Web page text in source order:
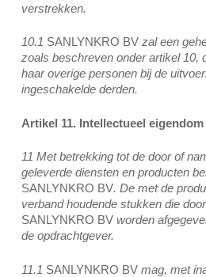
verstrekken.
10.1 SANLYNKRO BVzal een
zoals beschreven onder artikel 10,
haar overige personen bij de
ingeschakelde derden.
Artikel 11. Intellectueel eigendom
11 Met betrekking tot de door of
geleverde diensten en producten
SANLYNKRO BV. De met de
verband houdende stukken die
SANLYNKRO BVworden
de opdrachtgever.
11.1 SANLYNKRO BVmag, met